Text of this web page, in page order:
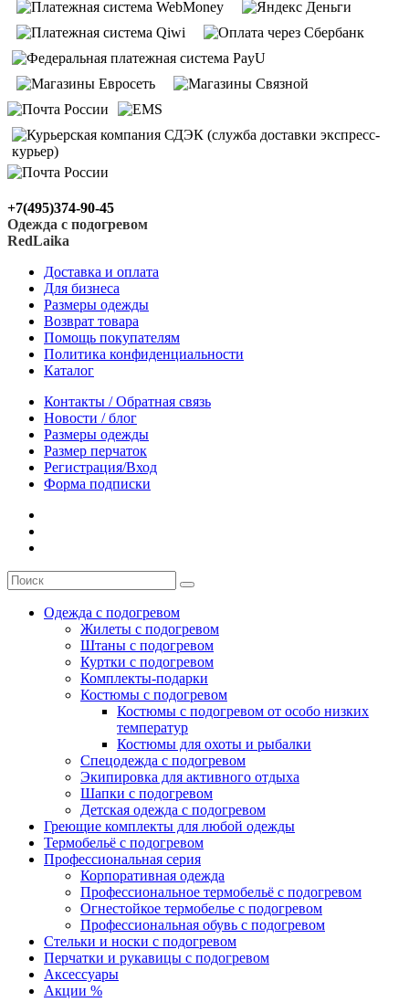
+7(495)374-90-45
Одежда с подогревом
RedLaika
Доставка и оплата
Для бизнеса
Размеры одежды
Возврат товара
Помощь покупателям
Политика конфиденциальности
Каталог
Контакты / Обратная связь
Новости / блог
Размеры одежды
Размер перчаток
Регистрация/Вход
Форма подписки
Одежда с подогревом
Жилеты с подогревом
Штаны с подогревом
Куртки с подогревом
Комплекты-подарки
Костюмы с подогревом
Костюмы с подогревом от особо низких
температур
Костюмы для охоты и рыбалки
Спецодежда с подогревом
Экипировка для активного отдыха
Шапки с подогревом
Детская одежда с подогревом
Греющие комплекты для любой одежды
Термобельё с подогревом
Профессиональная серия
Корпоративная одежда
Профессиональное термобельё с подогревом
Огнестойкое термобелье с подогревом
Профессиональная обувь с подогревом
Стельки и носки с подогревом
Перчатки и рукавицы с подогревом
Аксессуары
Акции %